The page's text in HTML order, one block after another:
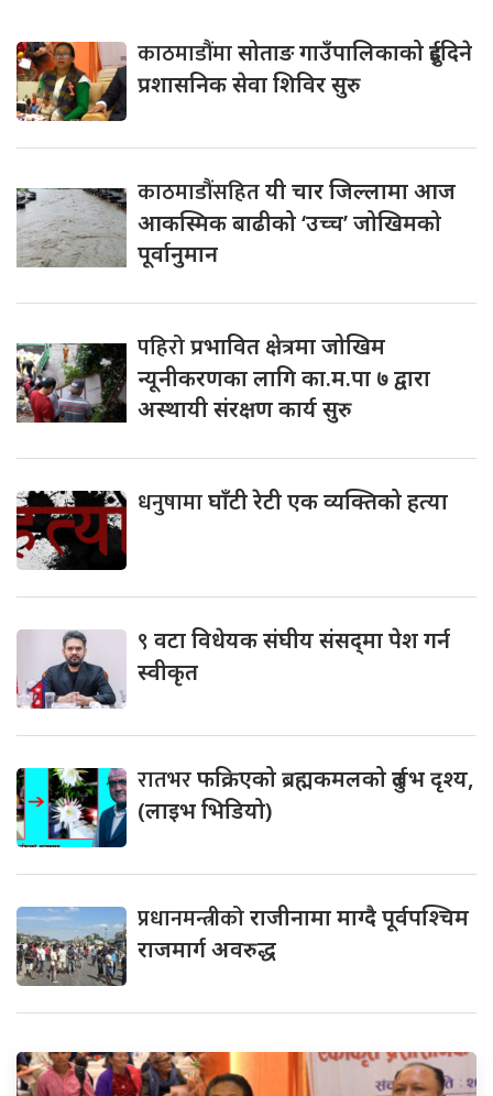
काठमाडौंमासोताङ गाउँपालिकाको दुईदिने
प्रशासनिक सेवा शिविर सुरु
काठमाडौंसहितयी चार जिल्लामा आज
आकस्मिक बाढीको ‘उच्च’ जोखिमको
पूर्वानुमान
पहिरोप्रभावित क्षेत्रमा जोखिम
न्यूनीकरणका लागि का.म.पा ७ द्वारा
अस्थायी संरक्षण कार्य सुरु
धनुषामाघाँटी रेटी एक व्यक्तिको हत्या
९ वटा विधेयक संघीय संसद्‌मा पेश गर्न
स्वीकृत
रातभरफक्रिएको ब्रह्मकमलको दुर्लभ दृश्य,
(लाइभ भिडियो)
प्रधानमन्त्रीकोराजीनामा माग्दै पूर्वपश्चिम
राजमार्ग अवरुद्ध